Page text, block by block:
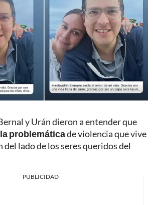
y Urán dieron a entender que
problemáticade violencia que vive
del lado de los seres queridos del
PUBLICIDAD